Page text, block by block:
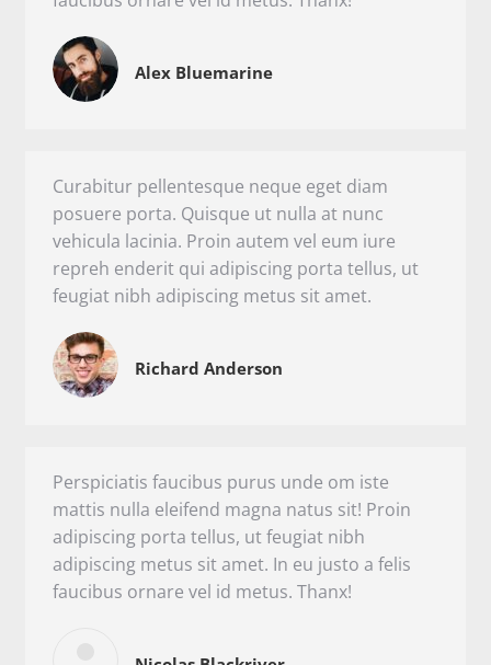
Alex Bluemarine
Curabitur pellentesque neque eget diam
posuere porta. Quisque ut nulla at nunc
vehicula lacinia. Proin autem vel eum iure
repreh enderit qui adipiscing porta tellus, ut
feugiat nibh adipiscing metus sit amet.
Richard Anderson
Perspiciatis faucibus purus unde om iste
mattis nulla eleifend magna natus sit! Proin
adipiscing porta tellus, ut feugiat nibh
adipiscing metus sit amet. In eu justo a felis
faucibus ornare vel id metus. Thanx!